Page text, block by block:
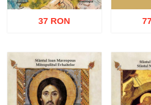
Adaugă în coș Wishlist
37 RON
Adaugă